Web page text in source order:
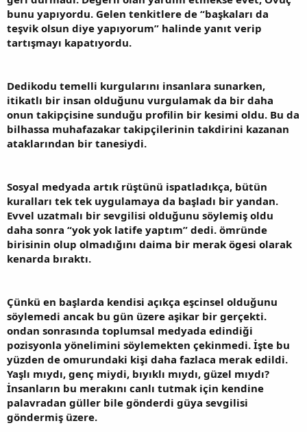
bunu yapıyordu. Gelen tenkitlere de “başkaları da
teşvik olsun diye yapıyorum” halinde yanıt verip
tartışmayı kapatıyordu.
Dedikodu temelli kurgularını insanlara sunarken,
itikatlı bir insan olduğunu vurgulamak da bir daha
onun takipçisine sunduğu profilin bir kesimi oldu. Bu da
bilhassa muhafazakar takipçilerinin takdirini kazanan
ataklarından bir tanesiydi.
Sosyal medyada artık rüştünü ispatladıkça, bütün
kuralları tek tek uygulamaya da başladı bir yandan.
Evvel uzatmalı bir sevgilisi olduğunu söylemiş oldu
daha sonra “yok yok latife yaptım” dedi. ömründe
birisinin olup olmadığını daima bir merak ögesi olarak
kenarda bıraktı.
Çünkü en başlarda kendisi açıkça eşcinsel olduğunu
söylemedi ancak bu gün üzere aşikar bir gerçekti.
ondan sonrasında toplumsal medyada edindiği
pozisyonla yönelimini söylemekten çekinmedi. İşte bu
yüzden de omurundaki kişi daha fazlaca merak edildi.
Yaşlı mıydı, genç miydi, bıyıklı mıydı, güzel mıydı?
İnsanların bu merakını canlı tutmak için kendine
palavradan güller bile gönderdi güya sevgilisi
göndermiş üzere.